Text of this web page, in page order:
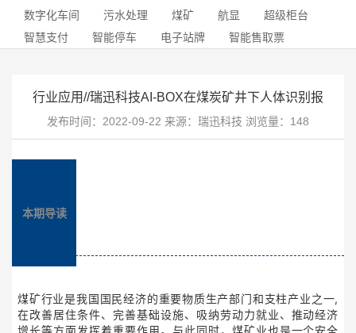
数字化车间
污水处理 煤矿 航显
超级柜台
智慧支付
智能停车 电子站牌 智能售取票
行业应用//瑞迅科技AI-BOX在煤炭矿井下人体识别报
发布时间：2022-09-22 来源：瑞迅科技 浏览量：148
本期导读
煤矿行业是我国国民经济的重要物质生产部门和支柱产业之一,
在改善居住条件、完善基础设施、吸纳劳动力就业、推动经济